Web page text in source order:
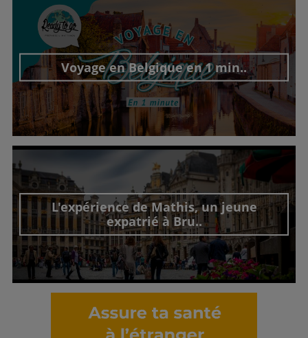
Voyage en Belgique en 1 min..
Découvrir cet interview
L'expérience de Mathis, un jeune
expatrié à Bru..
Découvrir cet interview